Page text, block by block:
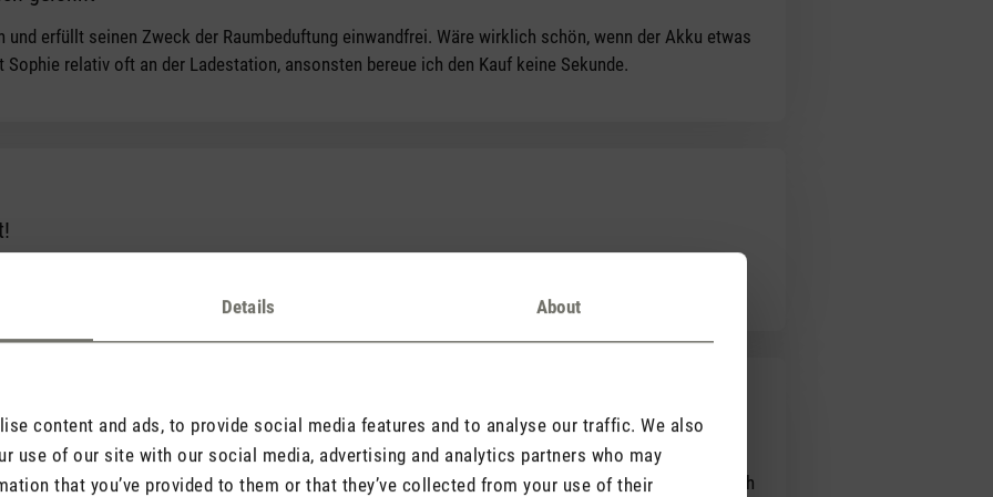
Details About
content and ads, to provide social media features and to analyse our traffic. We also
use of our site with our social media, advertising and analytics partners who may
that you’ve provided to them or that they’ve collected from your use of their
und erfüllt seinen Zweck der Raumbeduftung einwandfrei. Wäre wirklich schön, wenn der Akku etwas
Sophie relativ oft an der Ladestation, ansonsten bereue ich den Kauf keine Sekunde.
noch das richtige Wetter kommen, dann kann ich sie auch draussen aufstellen.
drinnen oder draussen!
perfekt. Drinnen verleiht sie durch das "Feuer" das gewisse Etwas und macht den Raum noch